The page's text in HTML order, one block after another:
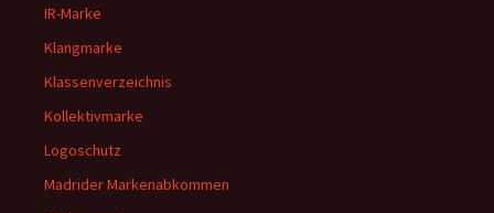
IR-Marke
Klangmarke
Klassenverzeichnis
Kollektivmarke
Logoschutz
Madrider Markenabkommen